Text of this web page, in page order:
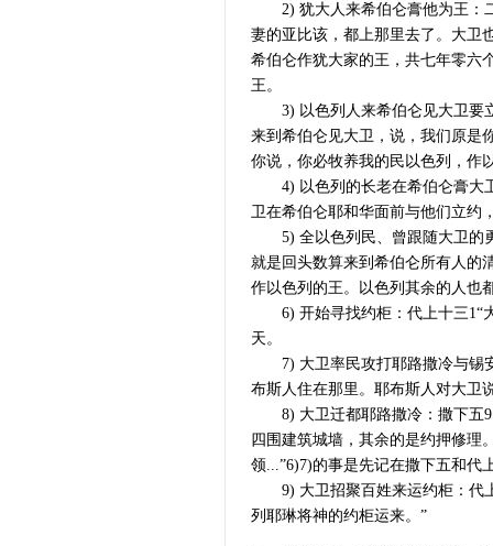
2) 犹大人来希伯仑膏他为王：二
妻的亚比该，都上那里去了。大卫
希伯仑作犹大家的王，共七年零六
王。
3) 以色列人来希伯仑见大卫要立
来到希伯仑见大卫，说，我们原是
你说，你必牧养我的民以色列，作
4) 以色列的长老在希伯仑膏大卫
卫在希伯仑耶和华面前与他们立约
5) 全以色列民、曾跟随大卫的勇
就是回头数算来到希伯仑所有人的
作以色列的王。以色列其余的人也
6) 开始寻找约柜：代上十三1“大
天。
7) 大卫率民攻打耶路撒冷与锡安
布斯人住在那里。耶布斯人对大卫
8) 大卫迁都耶路撒冷：撒下五9
四围建筑城墙，其余的是约押修理
领...”6)7)的事是先记在撒下五和代
9) 大卫招聚百姓来运约柜：代上
列耶琳将神的约柜运来。”